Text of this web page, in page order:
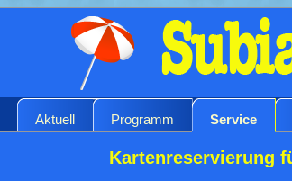
Aktuell Programm Service
Kartenreservierung